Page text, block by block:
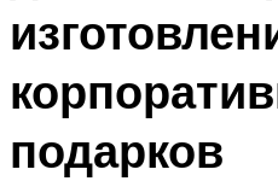
подарков